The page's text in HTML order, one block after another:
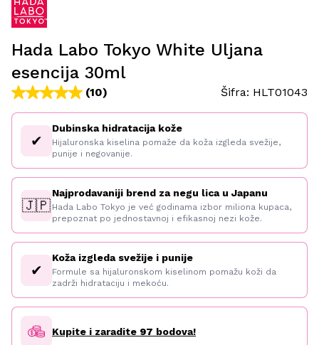
Hada Labo Tokyo White Uljana
esencija 30ml
(10) Šifra: HLT01043
✔
Dubinska hidratacija kože
Hijaluronska kiselina pomaže da koža izgleda svežije,
punije i negovanije.
🇯🇵
Najprodavaniji brend za negu lica u Japanu
Hada Labo Tokyo je već godinama izbor miliona kupaca,
prepoznat po jednostavnoj i efikasnoj nezi kože.
✔
Koža izgleda svežije i punije
Formule sa hijaluronskom kiselinom pomažu koži da
zadrži hidrataciju i mekoću.
Kupite i zaradite 97 bodova!